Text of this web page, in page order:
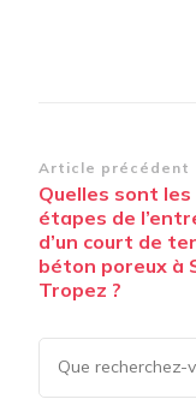
Navigation
d’article
Article précédent
Quelles sont les
étapes de
d’un court de
béton poreux à
Tropez ?
Vous
recherchiez